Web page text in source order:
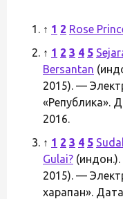
↑ 1 2 Rose
↑ 1 2 3 4 5
Bersantan
2015). —
«Република».
2016.
↑ 1 2 3 4 5
Gulai?
2015). —
харапан».